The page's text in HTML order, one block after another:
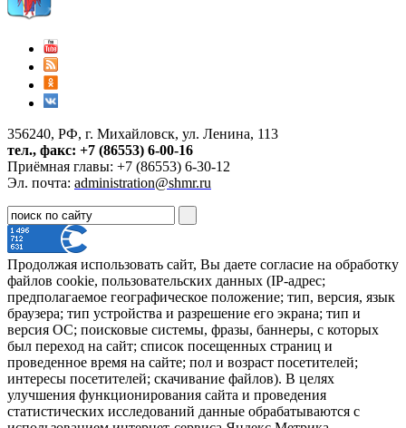
356240, РФ, г. Михайловск, ул. Ленина, 113
тел., факс: +7 (86553) 6-00-16
Приёмная главы: +7 (86553) 6-30-12
Эл. почта: administration@shmr.ru
Продолжая использовать сайт, Вы даете согласие на обработку
файлов cookie, пользовательских данных (IP-адрес;
предполагаемое географическое положение; тип, версия, язык
браузера; тип устройства и разрешение его экрана; тип и
версия ОС; поисковые системы, фразы, баннеры, с которых
был переход на сайт; список посещенных страниц и
проведенное время на сайте; пол и возраст посетителей;
интересы посетителей; скачивание файлов). В целях
улучшения функционирования сайта и проведения
статистических исследований данные обрабатываются с